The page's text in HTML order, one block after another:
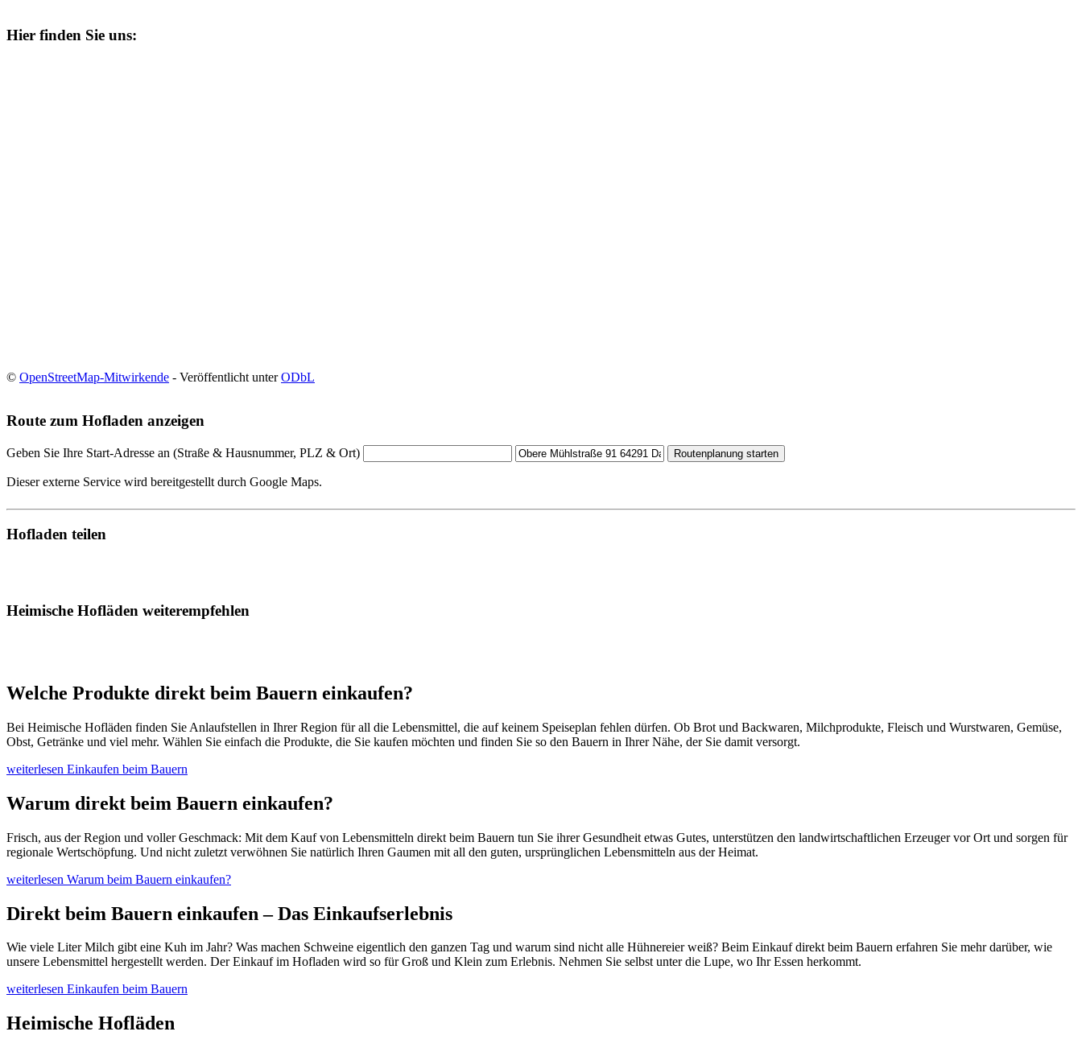
Hier finden Sie uns:
© OpenStreetMap-Mitwirkende - Veröffentlicht unterODbL
Route zum Hofladen anzeigen
Geben Sie Ihre Start-Adresse an (Straße & Hausnummer, PLZ & Ort) Routenplanung starten
Dieser externe Service wird bereitgestellt durch Google Maps.
Hofladen teilen
Heimische Hofläden weiterempfehlen
Welche Produkte direkt beim Bauern einkaufen?
Bei Heimische Hofläden finden Sie Anlaufstellen in Ihrer Region für all die Lebensmittel, die auf keinem Speiseplan fehlen dürfen. Ob Brot und Backwaren, Milchprodukte, Fleisch und Wurstwaren, Gemüse,
Obst, Getränke und viel mehr. Wählen Sie einfach die Produkte, die Sie kaufen möchten und finden Sie so den Bauern in Ihrer Nähe, der Sie damit versorgt.
weiterlesen Einkaufen beim Bauern
Warum direkt beim Bauern einkaufen?
Frisch, aus der Region und voller Geschmack: Mit dem Kauf von Lebensmitteln direkt beim Bauern tun Sie ihrer Gesundheit etwas Gutes, unterstützen den landwirtschaftlichen Erzeuger vor Ort und sorgen für
regionale Wertschöpfung. Und nicht zuletzt verwöhnen Sie natürlich Ihren Gaumen mit all den guten, ursprünglichen Lebensmitteln aus der Heimat.
weiterlesen Warum beim Bauern einkaufen?
Direkt beim Bauern einkaufen – Das Einkaufserlebnis
Wie viele Liter Milch gibt eine Kuh im Jahr? Was machen Schweine eigentlich den ganzen Tag und warum sind nicht alle Hühnereier weiß? Beim Einkauf direkt beim Bauern erfahren Sie mehr darüber, wie
unsere Lebensmittel hergestellt werden. Der Einkauf im Hofladen wird so für Groß und Klein zum Erlebnis. Nehmen Sie selbst unter die Lupe, wo Ihr Essen herkommt.
weiterlesen Einkaufen beim Bauern
Heimische Hofläden